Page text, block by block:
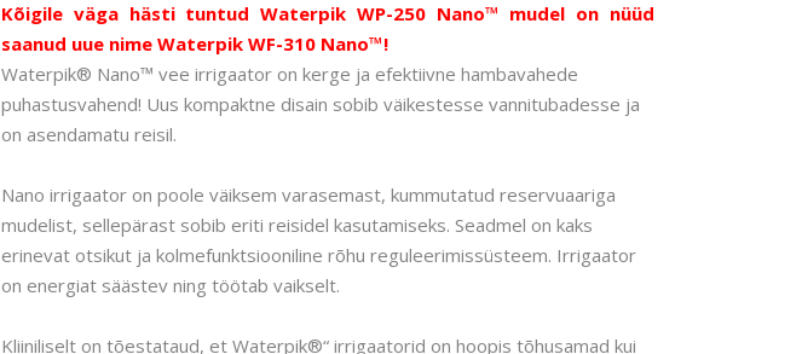
Kõigile väga hästi tuntud Waterpik WP-250 Nano™ mudel on nüüd
saanud uue nime Waterpik WF-310 Nano™!
Waterpik® Nano™ vee irrigaator on kerge ja efektiivne hambavahede
puhastusvahend! Uus kompaktne disain sobib väikestesse vannitubadesse ja
on asendamatu reisil.
Nano irrigaator on poole väiksem varasemast, kummutatud reservuaariga
mudelist, sellepärast sobib eriti reisidel kasutamiseks. Seadmel on kaks
erinevat otsikut ja kolmefunktsiooniline rõhu reguleerimissüsteem. Irrigaator
on energiat säästev ning töötab vaikselt.
Kliiniliselt on tõestataud, et Waterpik®“ irrigaatorid on hoopis tõhusamad kui